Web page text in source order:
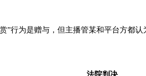
”行为是赠与，但主播管某和平台方都
法院判决